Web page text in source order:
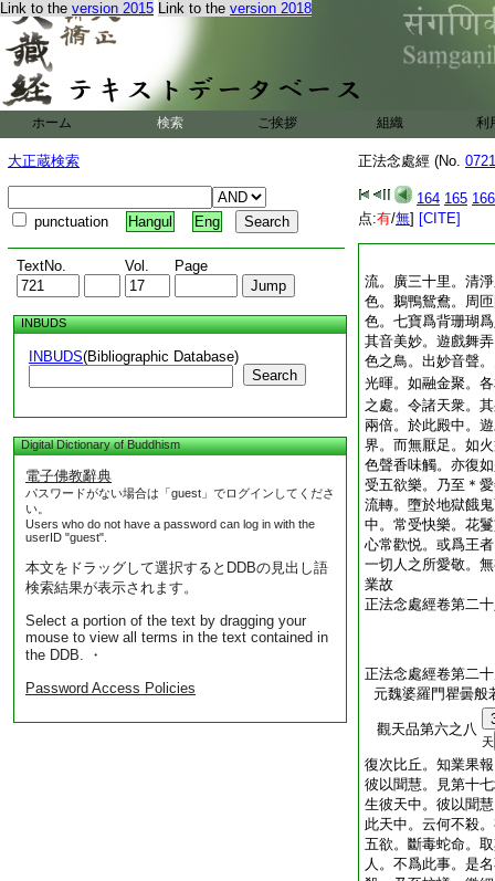
Link to the version 2015 Link to the version 2018
ホーム 検索 ご挨拶 組織 利
大正蔵検索
punctuation Hangul Eng
TextNo. Vol. Page
INBUDS
INBUDS(Bibliographic Database)
Search
Digital Dictionary of Buddhism
電子佛教辭典
パスワードがない場合は「guest」でログインしてくださ
い。
Users who do not have a password can log in with the
userID "guest".
本文をドラッグして選択するとDDBの見出し語
検索結果が表示されます。
Select a portion of the text by dragging your
mouse to view all terms in the text contained in
the DDB. ・
Password Access Policies
正法念處經 (No.
164 165 166
点:有/無] [CITE]
流。廣三十里。清
色。鵝鴨鴛鴦。周
色。七寶爲背珊瑚
其音美妙。遊戲舞
色之鳥。出妙音聲
光暉。如融金聚。
之處。令諸天衆。
兩倍。於此殿中。
界。而無厭足。如
色聲香味觸。亦復
受五欲樂。乃至＊
流轉。墮於地獄餓
中。常受快樂。花
心常歡悦。或爲王
一切人之所愛敬。
業故
正法念處經卷第二
正法念處經卷第二
元魏婆羅門瞿曇般
觀天品第六之八
天
復次比丘。知業果
彼以聞慧。見第十
生彼天中。彼以聞
此天中。云何不殺
五欲。斷毒蛇命。
人。不爲此事。是